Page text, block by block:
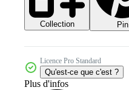
Collection Pin
Licence Pro Standard
Qu'est-ce que c'est ?
Plus d'infos